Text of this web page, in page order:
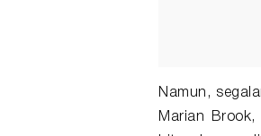
Namun,
Marian